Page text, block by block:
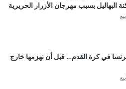
البهاليل بسبب مهرجان الأزرار الحريرية
في كرة القدم… قبل أن نهزمها خارج